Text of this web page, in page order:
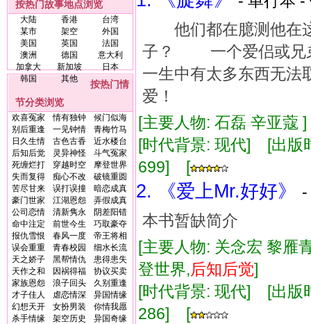
按热门故事地点浏览
大陆 香港
台湾
某市
架空
外国
美国
英国
法国
澳洲
德国
意大利
加拿大
新加坡
日本
韩国
其他
按热门情
节分类浏览
欢喜冤家 情有独钟
候门似海
别后重逢
一见钟情
青梅竹马
日久生情
古色古香
近水楼台
后知后觉
灵异神怪
斗气冤家
死缠烂打
穿越时空
摩登世界
失而复得
痴心不改
破镜重圆
苦尽甘来
误打误撞
暗恋成真
豪门世家
江湖恩怨
弄假成真
公司恋情
清新隽永
阴差阳错
命中注定
前世今生
巧取豪夺
报仇雪恨
春风一度
帝王将相
误会重重
青春校园
细水长流
天之娇子
黑帮情仇
患得患失
天作之和
因祸得福
协议买卖
家族恩怨
浪子回头
久别重逢
才子佳人
虐恋情深
异国情缘
幻想天开
女扮男装
你情我愿
杀手情缘
架空历史
异国奇缘
他们都在臆测他在
子？ 一个爱侣或兄
一生中有太多东西
爱！
[主要人物: 石磊 辛亚
[时代背景: 现代] [出
699] [
2. 《爱上Mr.好好》
本书暂缺简介
[主要人物: 关念宏 黎
登世界,后知后觉]
[时代背景: 现代] [出
286] [